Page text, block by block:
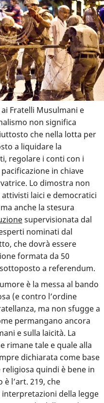
Fratelli Musulmani e
non significa
che nella lotta per
a liquidare la
regolare i conti con i
in chiave
Lo dimostra non
laici e democratici
anche la stesura
supervisionata dal
nominati dal
che dovrà essere
formata da 50
a referendum.
è la messa al bando
(e contro l’ordine
ma non sfugge a
permangano ancora
e sulla laicità. La
rimane tale e quale alla
dichiarata come base
quindi è bene in
l’art. 219, che
interpretazioni della legge